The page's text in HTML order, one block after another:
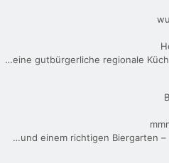
…eine gutbürgerliche regionale
…und einem richtigen Biergarten